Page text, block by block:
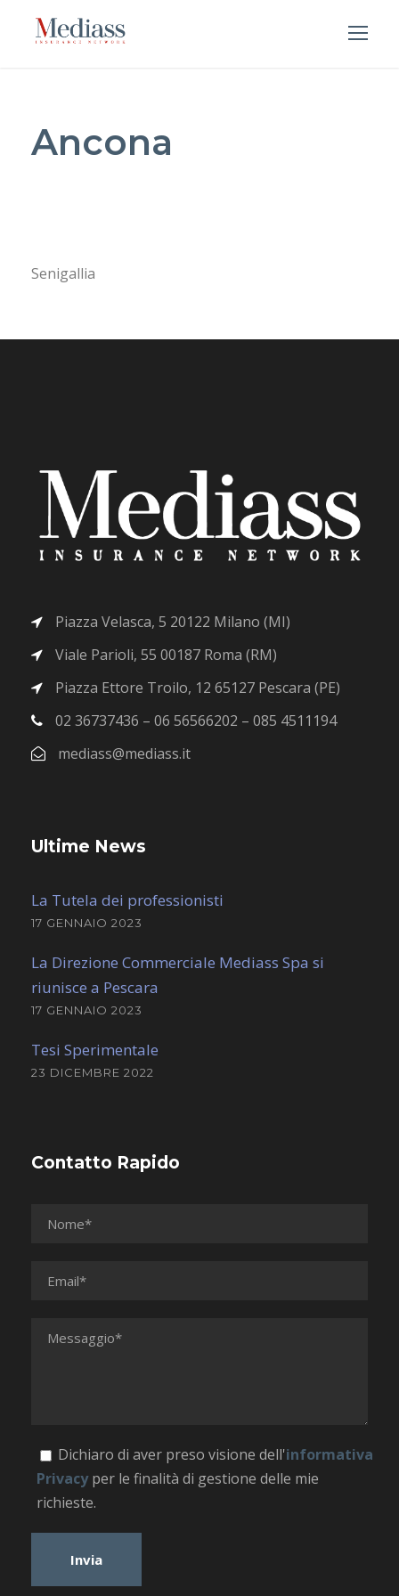
Ancona
Senigallia
Piazza Velasca, 5 20122 Milano (MI)
Viale Parioli, 55 00187 Roma (RM)
Piazza Ettore Troilo, 12 65127 Pescara (PE)
02 36737436 – 06 56566202 – 085 4511194
mediass@mediass.it
Ultime News
La Tutela dei professionisti
17 GENNAIO 2023
La Direzione Commerciale Mediass Spa si
riunisce a Pescara
17 GENNAIO 2023
Tesi Sperimentale
23 DICEMBRE 2022
Contatto Rapido
Dichiaro di aver preso visione dell'informativa
Privacyper le finalità di gestione delle mie
richieste.